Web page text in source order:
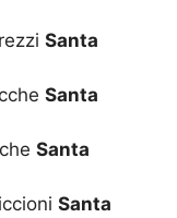
Santa
Santa
Santa
Santa